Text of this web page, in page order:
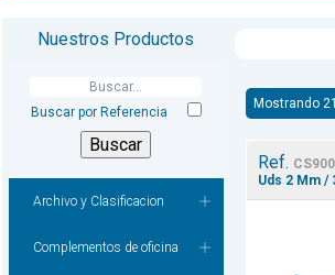
Nuestros Productos
Buscar por Referencia
Archivo y Clasificacion
Complementos de oficina
Mostrando
Ref.
Uds 2 Mm /